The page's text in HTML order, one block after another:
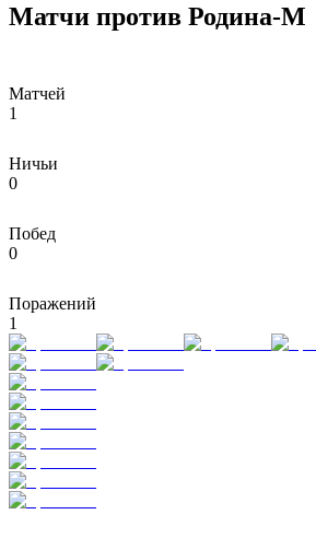
Матчи против Родина-М
Матчей
1
Ничьи
0
Побед
0
Поражений
1